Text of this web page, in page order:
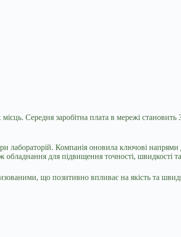
Середня заробітна плата в мережі
лабораторій. Компанія оновила ключові
для підвищення точності, швидкості та
що позитивно впливає на якість та